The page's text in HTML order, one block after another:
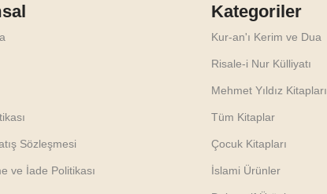
Sözleşmesi
ve İade Politikası
Kategoriler
Kur-an'ı Kerim ve Dua
Risale-i Nur Külliyatı
Mehmet Yıldız Kitapları
Tüm Kitaplar
Çocuk Kitapları
İslami Ürünler